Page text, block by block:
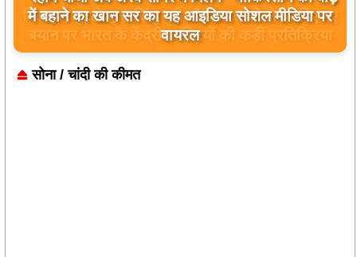
बिलावल भुट्टो द्वारा सिंधु नदी और भारत को लेकर दिए गए
बयान पर भारत के केंद्रीय मंत्रियों की कड़ी प्रतिक्रिया
सोना / चांदी की कीमत